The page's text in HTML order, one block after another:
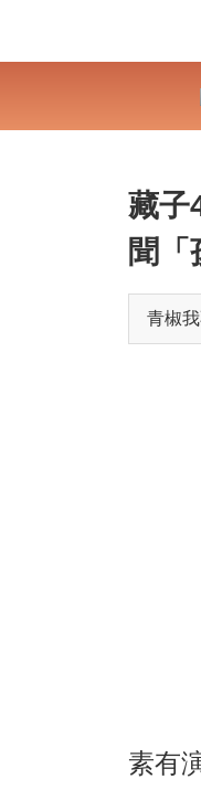
藏子
聞「
青椒
素有